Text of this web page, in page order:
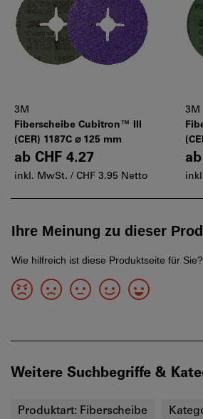
3M
Fiberscheibe Cubitron™ III
(CER) 1187C ⌀ 125 mm
ab CHF 4.27
inkl. MwSt. / CHF 3.95 Netto
3M
ab
Weitere Suchbegriffe &
Produktart: Fiberscheibe